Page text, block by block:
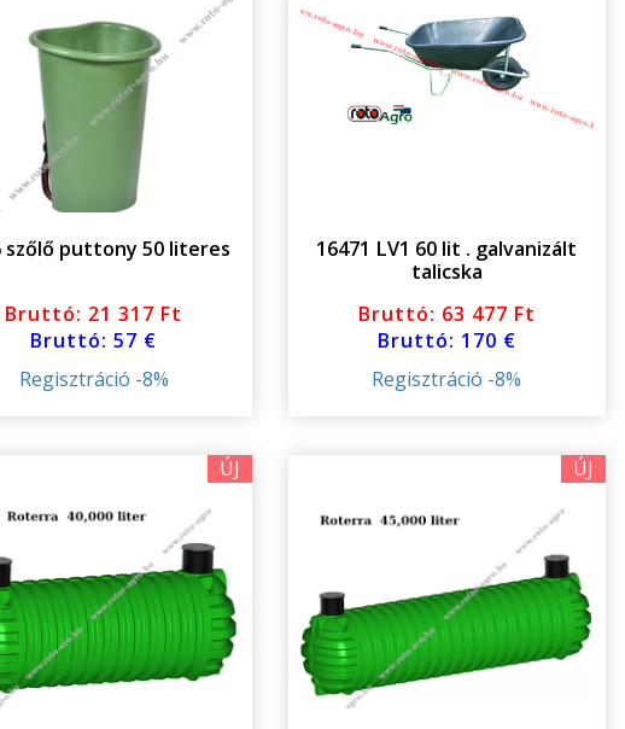
szőlő puttony 50 literes
Bruttó: 21 317 Ft
Bruttó: 57 €
Regisztráció -8%
16471 LV1 60 lit . galvanizált
talicska
Bruttó: 63 477 Ft
Bruttó: 170 €
Regisztráció -8%
ÚJ ÚJ